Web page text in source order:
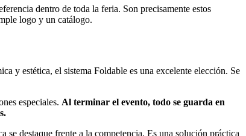
dentro de toda la feria. Son precisamente estos
logo y un catálogo.
y estética, el sistema Foldable es una excelente elección. Se
especiales. Al terminar el evento, todo se guarda en
destaque frente a la competencia. Es una solución práctica